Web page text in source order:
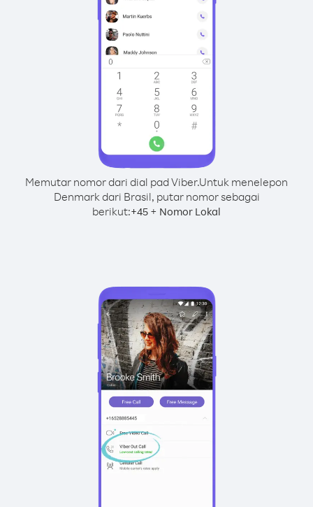
Memutar nomor dari dial pad Viber.Untuk menelepon
Denmark dari Brasil, putar nomor sebagai
berikut:+45 + Nomor Lokal